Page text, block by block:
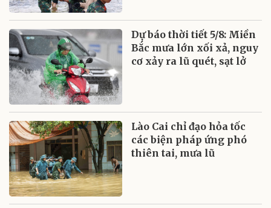
Dự báo thời tiết 5/8: Miền
Bắc mưa lớn xối xả, nguy
cơ xảy ra lũ quét, sạt lở
Lào Cai chỉ đạo hỏa tốc
các biện pháp ứng phó
thiên tai, mưa lũ